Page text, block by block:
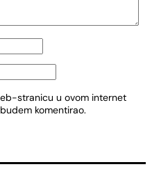
stranicu u ovom internet
komentirao.